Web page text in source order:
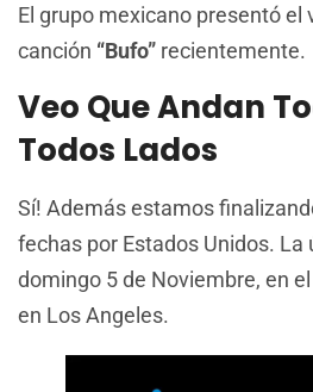
El grupo mexicano presentó el
canción “Bufo” recientemente.
Veo Que Andan
Todos Lados
Sí! Además estamos
fechas por Estados Unidos. La
domingo 5 de Noviembre, en el
en Los Angeles.